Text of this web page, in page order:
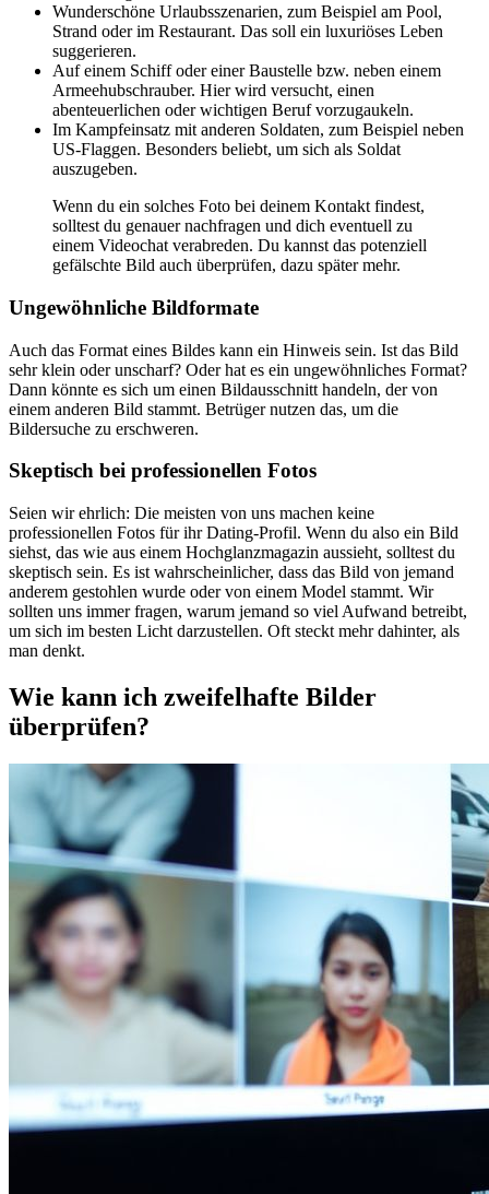
Wunderschöne Urlaubsszenarien, zum Beispiel am Pool,
Strand oder im Restaurant. Das soll ein luxuriöses Leben
suggerieren.
Auf einem Schiff oder einer Baustelle bzw. neben einem
Armeehubschrauber. Hier wird versucht, einen
abenteuerlichen oder wichtigen Beruf vorzugaukeln.
Im Kampfeinsatz mit anderen Soldaten, zum Beispiel neben
US-Flaggen. Besonders beliebt, um sich als Soldat
auszugeben.
Wenn du ein solches Foto bei deinem Kontakt findest,
solltest du genauer nachfragen und dich eventuell zu
einem Videochat verabreden. Du kannst das potenziell
gefälschte Bild auch überprüfen, dazu später mehr.
Ungewöhnliche Bildformate
Auch das Format eines Bildes kann ein Hinweis sein. Ist das Bild
sehr klein oder unscharf? Oder hat es ein ungewöhnliches Format?
Dann könnte es sich um einen Bildausschnitt handeln, der von
einem anderen Bild stammt. Betrüger nutzen das, um die
Bildersuche zu erschweren.
Skeptisch bei professionellen Fotos
Seien wir ehrlich: Die meisten von uns machen keine
professionellen Fotos für ihr Dating-Profil. Wenn du also ein Bild
siehst, das wie aus einem Hochglanzmagazin aussieht, solltest du
skeptisch sein. Es ist wahrscheinlicher, dass das Bild von jemand
anderem gestohlen wurde oder von einem Model stammt. Wir
sollten uns immer fragen, warum jemand so viel Aufwand betreibt,
um sich im besten Licht darzustellen. Oft steckt mehr dahinter, als
man denkt.
Wie kann ich zweifelhafte Bilder
überprüfen?